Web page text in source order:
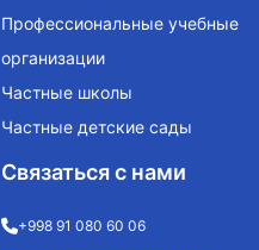
Профессиональные учебные
организации
Частные школы
Частные детские сады
Связаться с нами
+998 91 080 60 06